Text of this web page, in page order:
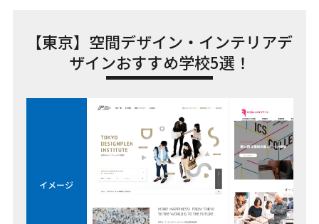
【東京】空間デザイン・インテリアデ
ザインおすすめ学校5選！
イメージ